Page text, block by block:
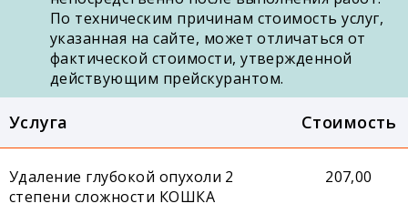
По техническим причинам стоимость услуг,
указанная на сайте, может отличаться от
фактической стоимости, утвержденной
действующим прейскурантом.
Услуга Стоимость
Удаление глубокой опухоли 2
степени сложности КОШКА
207,00